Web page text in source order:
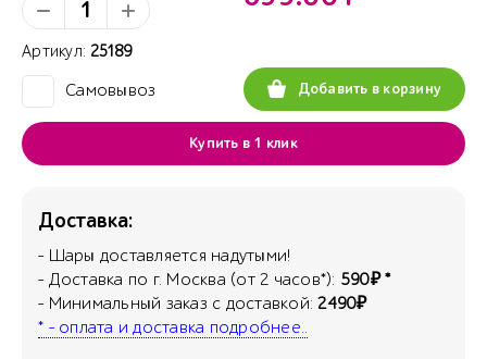
Артикул: 25189
Самовывоз Добавить в корзину
Купить в 1 клик
Доставка:
- Шары доставляется надутыми!
- Доставка по г. Москва (от 2 часов*): 590₽ *
- Минимальный заказ с доставкой:2490₽
* - оплата и доставка подробнее..